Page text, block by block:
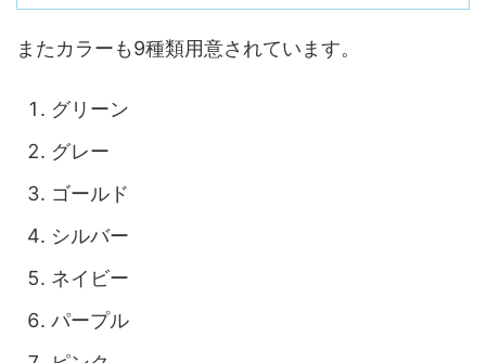
またカラーも9種類用意されています。
グリーン
グレー
ゴールド
シルバー
ネイビー
パープル